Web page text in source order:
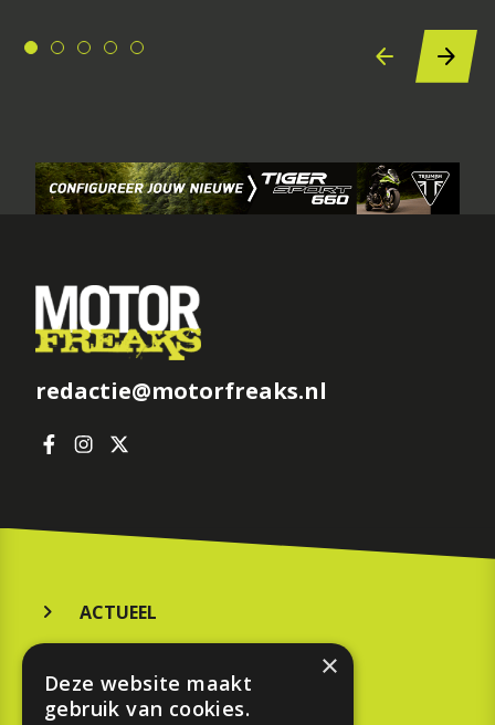
redactie@motorfreaks.nl
ACTUEEL
KOOPGIDS
×
Deze website maakt
gebruik van cookies.